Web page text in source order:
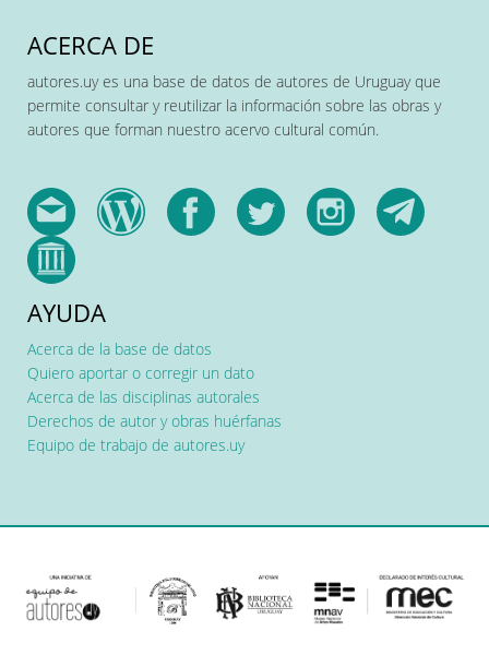
ACERCA DE
autores.uy es una base de datos de autores de Uruguay que
permite consultar y reutilizar la información sobre las obras y
autores que forman nuestro acervo cultural común.
AYUDA
Acerca de la base de datos
Quiero aportar o corregir un dato
Acerca de las disciplinas autorales
Derechos de autor y obras huérfanas
Equipo de trabajo de autores.uy